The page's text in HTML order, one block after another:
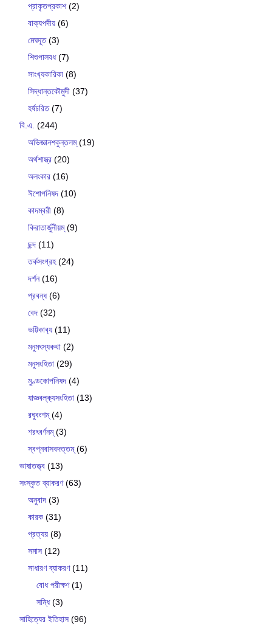
প্রাকৃতপ্রকাশ(2)
বাক‍্যপদীয় (6)
মেঘদূত(3)
শিশুপালবধ(7)
সাংখ‍্যকারিকা (8)
সিদ্ধান্তকৌমুদী (37)
হর্ষচরিত(7)
বি.এ. (244)
অভিজ্ঞানশকুন্তলম্(19)
অর্থশাস্ত্র (20)
অলংকার (16)
ঈশোপনিষদ (10)
কাদম্বরী (8)
কিরাতার্জুনীয়ম্(9)
ছন্দ (11)
তর্কসংগ্রহ(24)
দর্শন(16)
প্রবন্ধ(6)
বেদ (32)
ভট্টিকাব‍্য (11)
মনুমৎস্যকথা (2)
মনুসংহিতা (29)
মুণ্ডকোপনিষদ (4)
যাজ্ঞবল্ক‍্যসংহিতা (13)
রঘুবংশম্(4)
শরৎবর্ণনম্(3)
স্বপ্নবাসবদত্তম্(6)
ভাষাতত্ত্ব (13)
সংস্কৃত ব্যাকরণ(63)
অনুবাদ (3)
কারক (31)
প্রত্যয় (8)
সমাস (12)
সাধারণ ব্যাকরণ(11)
বোধ পরীক্ষণ(1)
সন্ধি(3)
সাহিত্যের ইতিহাস (96)